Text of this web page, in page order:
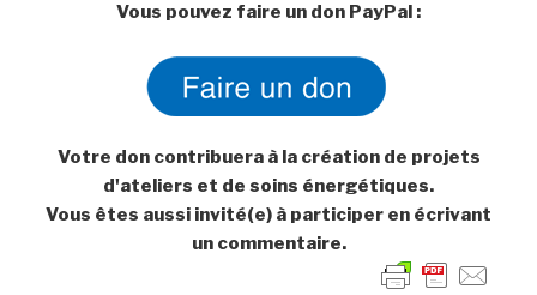
Vous pouvez faire un don PayPal :
Votre don contribuera à la création de projets
d'ateliers et de soins énergétiques.
Vous êtes aussi invité(e) à participer en écrivant
un commentaire.